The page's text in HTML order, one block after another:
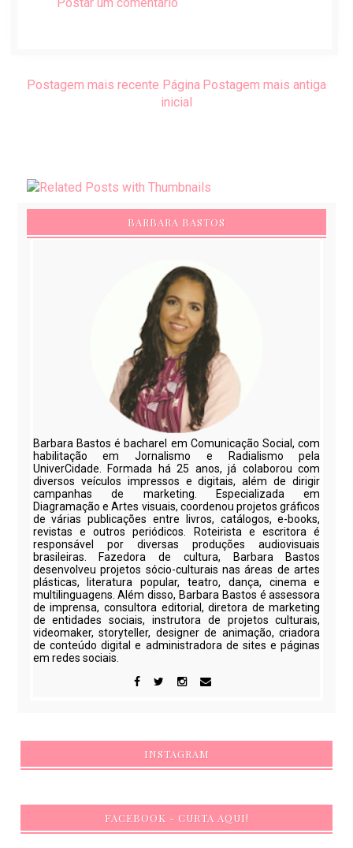
Postagem mais recente Postagem mais antiga
Página
inicial
BARBARA BASTOS
Barbara Bastos é bacharel em Comunicação Social, com
habilitação em Jornalismo e Radialismo pela
UniverCidade. Formada há 25 anos, já colaborou com
diversos veículos impressos e digitais, além de dirigir
campanhas de marketing. Especializada em
Diagramação e Artes visuais, coordenou projetos gráficos
de várias publicações entre livros, catálogos, e-books,
revistas e outros periódicos. Roteirista e escritora é
responsável por diversas produções audiovisuais
brasileiras. Fazedora de cultura, Barbara Bastos
desenvolveu projetos sócio-culturais nas áreas de artes
plásticas, literatura popular, teatro, dança, cinema e
multilinguagens. Além disso, Barbara Bastos é assessora
de imprensa, consultora editorial, diretora de marketing
de entidades sociais, instrutora de projetos culturais,
videomaker, storyteller, designer de animação, criadora
de conteúdo digital e administradora de sites e páginas
em redes sociais.
INSTAGRAM
FACEBOOK - CURTA AQUI!